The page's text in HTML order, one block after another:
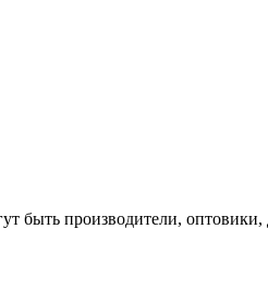
производители,